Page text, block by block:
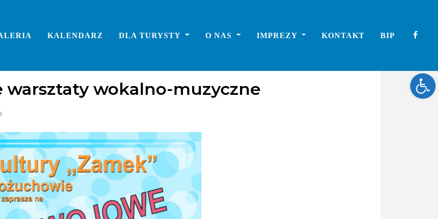
KALENDARZ DLA TURYSTY O NAS IMPREZY KONTAKT BIP
warsztaty wokalno-muzyczne